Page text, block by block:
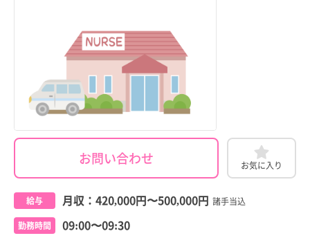
お問い合わせ お気に入り
給与 月収： 420,000円〜500,000円 諸手当込
勤務時間 09:00〜09:30